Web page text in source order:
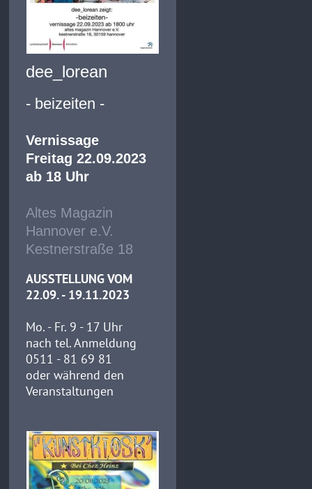
dee_lorean
- beizeiten -
Vernissage
Freitag 22.09.2023
ab 18 Uhr
Altes Magazin
Hannover e.V.
Kestnerstraße 18
AUSSTELLUNG VOM
22.09. - 19.11.2023
Mo. - Fr. 9 - 17 Uhr
nach tel. Anmeldung
0511 - 81 69 81
oder während den
Veranstaltungen